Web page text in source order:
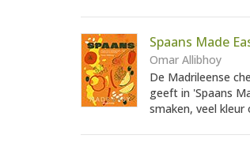
Spaans Made
Omar Allibhoy
De Madrileense
geeft in 'Spaans
smaken, veel